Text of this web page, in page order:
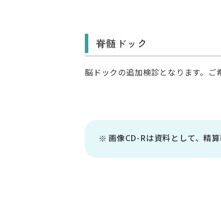
脊髄ドック
脳ドックの追加検診となります。
画像CD-Rは資料として、精